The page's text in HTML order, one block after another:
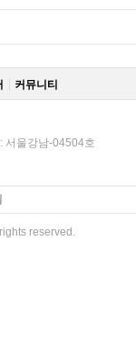
커뮤니티
서울강남-04504호
reserved.